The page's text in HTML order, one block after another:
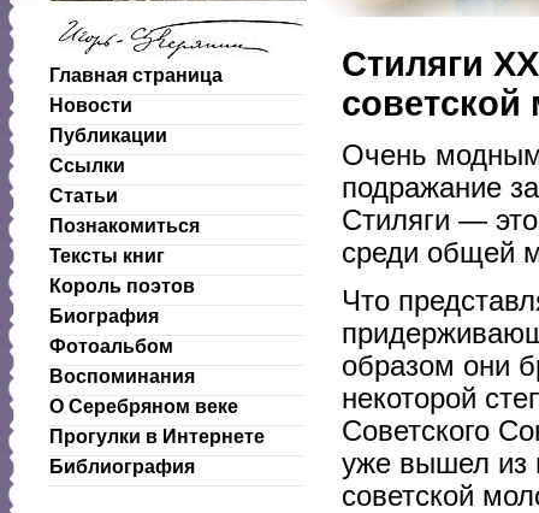
Главная страница
Новости
Публикации
Ссылки
Статьи
Познакомиться
Тексты книг
Король поэтов
Биография
Фотоальбом
Воспоминания
О Серебряном веке
Прогулки в Интернете
Библиография
Стиляги
Очень
подражание
Стиляги —
среди общей
Что
образом они
некоторой
Советского
уже вышел из
советской